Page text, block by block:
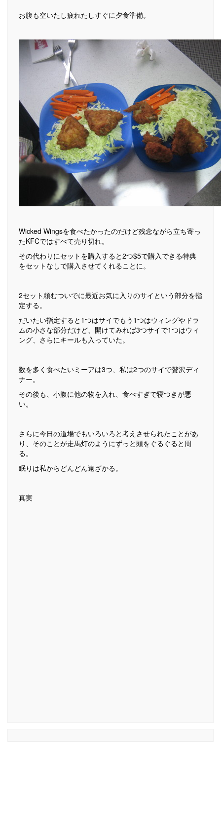
お腹も空いたし疲れたしすぐに夕食準備。
Wicked Wingsを食べたかったのだけど残念ながら立ち寄っ
たKFCではすべて売り切れ。
その代わりにセットを購入すると2つ$5で購入できる特典
をセットなしで購入させてくれることに。
2セット頼むついでに最近お気に入りのサイという部分を指
定する。
だいたい指定すると1つはサイでもう1つはウィングやドラ
ムの小さな部分だけど、開けてみれば3つサイで1つはウィ
ング、さらにキールも入っていた。
数を多く食べたいミーアは3つ、私は2つのサイで贅沢ディ
ナー。
その後も、小腹に他の物を入れ、食べすぎで寝つきが悪
い。
さらに今日の道場でもいろいろと考えさせられたことがあ
り、そのことが走馬灯のようにずっと頭をぐるぐると周
る。
眠りは私からどんどん遠ざかる。
真実